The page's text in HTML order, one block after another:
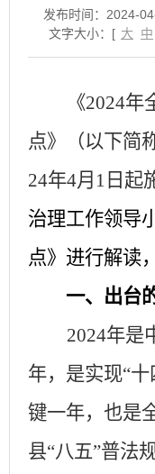
发布时间：2024-
文字大小：[ 大 中
《2024年
点》（以下简
24年4月1日起
治理工作领导
点》进行解读
一、出台
2024年是
年，是实现“
键一年，也是
县“八五”普法